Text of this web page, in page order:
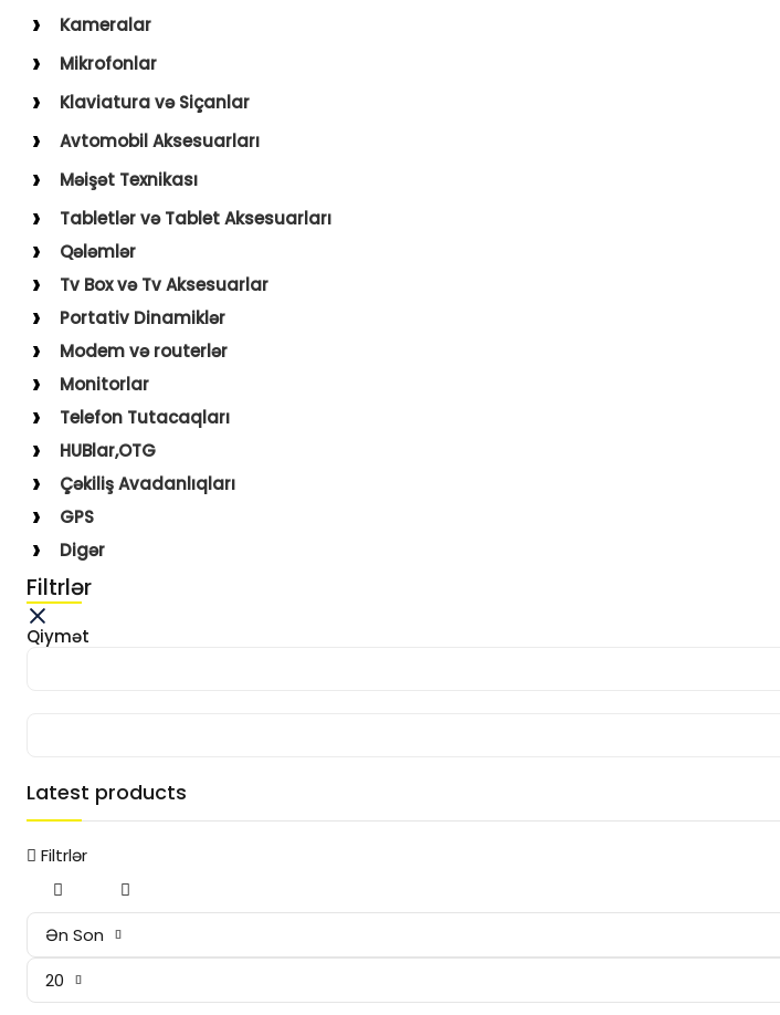
Saat Qolbaqları
Type-C–Lightning
USB–Type-C
USB–Lightning
USB–Micro
Kameralar
Action kameralar (Sport)
Uşaq Kameraları
Mikrofonlar
Karaoke Mikrofonları
Yaxa Mikrofonları
Klaviatura və Siçanlar
Klaviatura və Siçan
Mousepad
Avtomobil Aksesuarları
Digər Aksesuarlar
Holder
FM Modulyatorlar
Avto Başlıq
Məişət Texnikası
Saçqırxan, Üzqırxan
Sobalar
Fenlər
Blender, Toster, Kettle
Tabletlər və Tablet Aksesuarları
Qələmlər
Tv Box və Tv Aksesuarlar
Portativ Dinamiklər
Modem və routerlər
Monitorlar
Telefon Tutacaqları
HUBlar,OTG
Çəkiliş Avadanlıqları
GPS
Digər
Filtrlər
Qiymət
Latest products
Filtrlər
Ən Son
20